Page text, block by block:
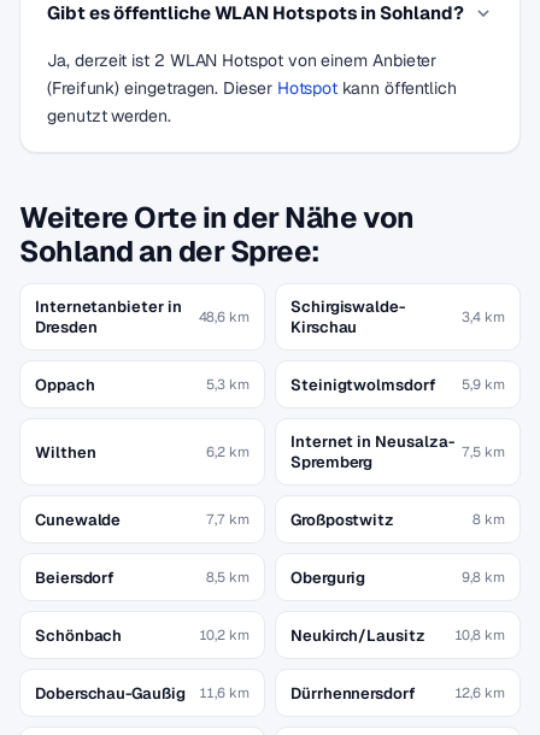
Gibt es öffentliche WLAN Hotspots in Sohland?
Ja, derzeit ist 2 WLAN Hotspot von einem Anbieter
(Freifunk) eingetragen. Dieser Hotspot kann öffentlich
genutzt werden.
Weitere Orte in der Nähe von
Sohland an der Spree:
Internetanbieter in
Dresden
48,6 km
Schirgiswalde-
Kirschau
3,4 km
Oppach 5,3 km Steinigtwolmsdorf 5,9 km
Wilthen 6,2 km
Internet in Neusalza-
Spremberg
7,5 km
Cunewalde 7,7 km Großpostwitz 8 km
Beiersdorf 8,5 km Obergurig 9,8 km
Schönbach 10,2 km Neukirch/Lausitz 10,8 km
Doberschau-Gaußig 11,6 km Dürrhennersdorf 12,6 km